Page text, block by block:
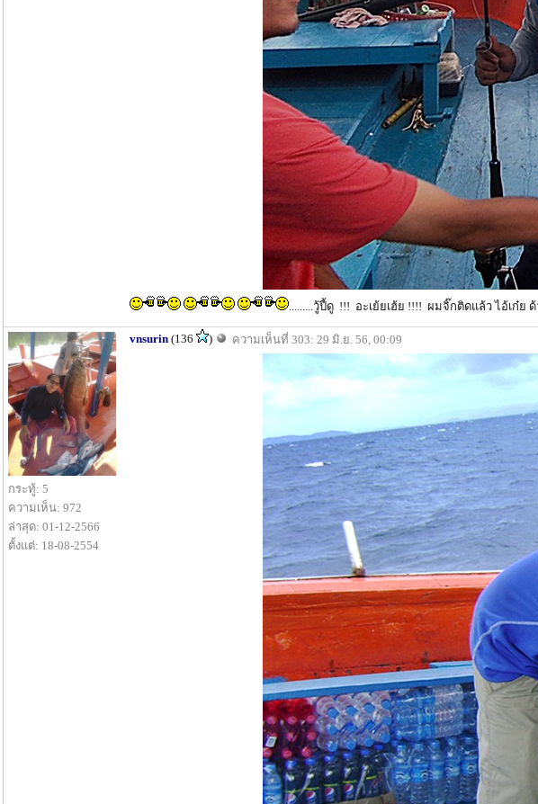
.........วู้ปี้ดู !!! อะเย้ยเฮ้ย !!!! ผมจิ๊กติดแล้ว ไอ้เก๋ย
กระทู้: 5
ความเห็น: 972
ล่าสุด: 01-12-2566
ตั้งแต่: 18-08-2554
vnsurin (136 ) ความเห็นที่ 303: 29 มิ.ย. 56, 00:09